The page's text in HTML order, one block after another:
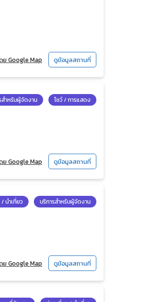
ย Google Map ดูข้อมูลสถานที่
สำหรับผู้จัดงาน โชว์ / การแสดง
ย Google Map ดูข้อมูลสถานที่
นำเที่ยว บริการสำหรับผู้จัดงาน
ย Google Map ดูข้อมูลสถานที่